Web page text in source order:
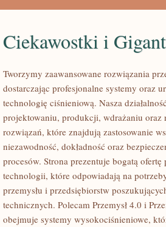
Ciekawostki i
Tworzymy zaawansowane rozwiązania
dostarczając profesjonalne systemy oraz
technologię ciśnieniową. Nasza
projektowaniu, produkcji, wdrażaniu oraz
rozwiązań, które znajdują zastosowanie
niezawodność, dokładność oraz
procesów. Strona prezentuje bogatą ofertę
technologii, które odpowiadają na
przemysłu i przedsiębiorstw
technicznych. Polecam Przemysł 4.0 i
obejmuje systemy wysokociśnieniowe,